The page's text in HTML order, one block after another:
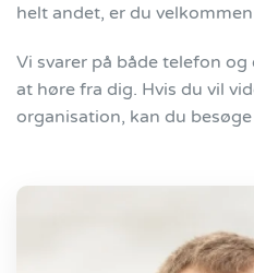
helt andet, er du
Vi svarer på både telefon
at høre fra dig. Hvis du vil
organisation, kan du